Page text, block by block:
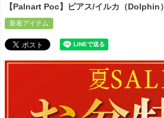
【Palnart Poc】ピアス/イルカ（Dolphin）
新着アイテム